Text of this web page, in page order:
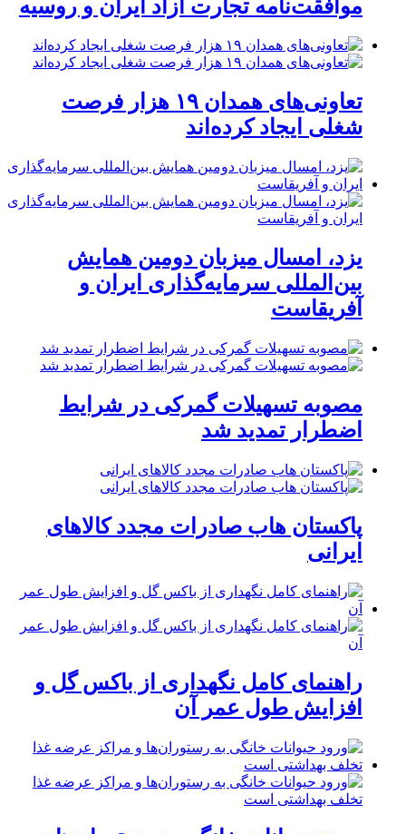
موافقت‌نامه تجارت آزاد ایران و روسیه
تعاونی‌های همدان ۱۹ هزار فرصت
شغلی ایجاد کرده‌اند
یزد، امسال میزبان دومین همایش
بین‌المللی سرمایه‌گذاری ایران و
آفریقاست
مصوبه تسهیلات گمرکی در شرایط
اضطرار تمدید شد
پاکستان هاب صادرات مجدد کالاهای
ایرانی
راهنمای کامل نگهداری از باکس گل و
افزایش طول عمر آن